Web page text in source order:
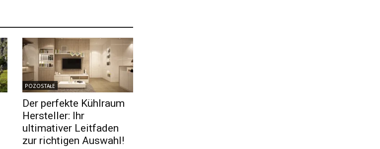
POZOSTAŁE
Der perfekte Kühlraum
Hersteller: Ihr
ultimativer Leitfaden
zur richtigen Auswahl!